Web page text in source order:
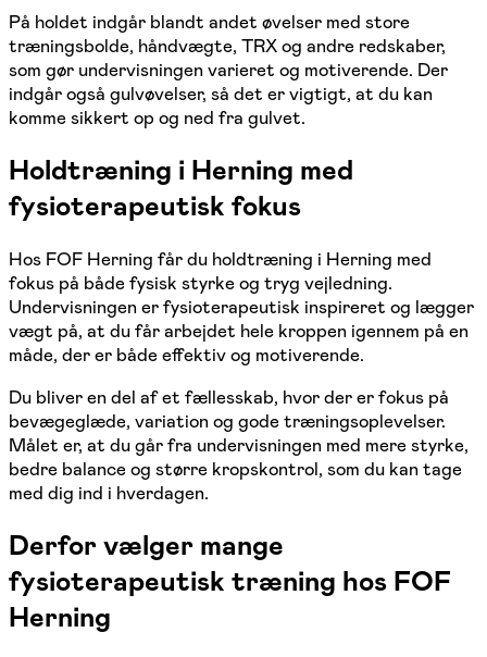
På holdet indgår blandt andet øvelser med store
træningsbolde, håndvægte, TRX og andre redskaber,
som gør undervisningen varieret og motiverende. Der
indgår også gulvøvelser, så det er vigtigt, at du kan
komme sikkert op og ned fra gulvet.
Holdtræning i Herning med
fysioterapeutisk fokus
Hos FOF Herning får du holdtræning i Herning med
fokus på både fysisk styrke og tryg vejledning.
Undervisningen er fysioterapeutisk inspireret og lægger
vægt på, at du får arbejdet hele kroppen igennem på en
måde, der er både effektiv og motiverende.
Du bliver en del af et fællesskab, hvor der er fokus på
bevægeglæde, variation og gode træningsoplevelser.
Målet er, at du går fra undervisningen med mere styrke,
bedre balance og større kropskontrol, som du kan tage
med dig ind i hverdagen.
Derfor vælger mange
fysioterapeutisk træning hos FOF
Herning